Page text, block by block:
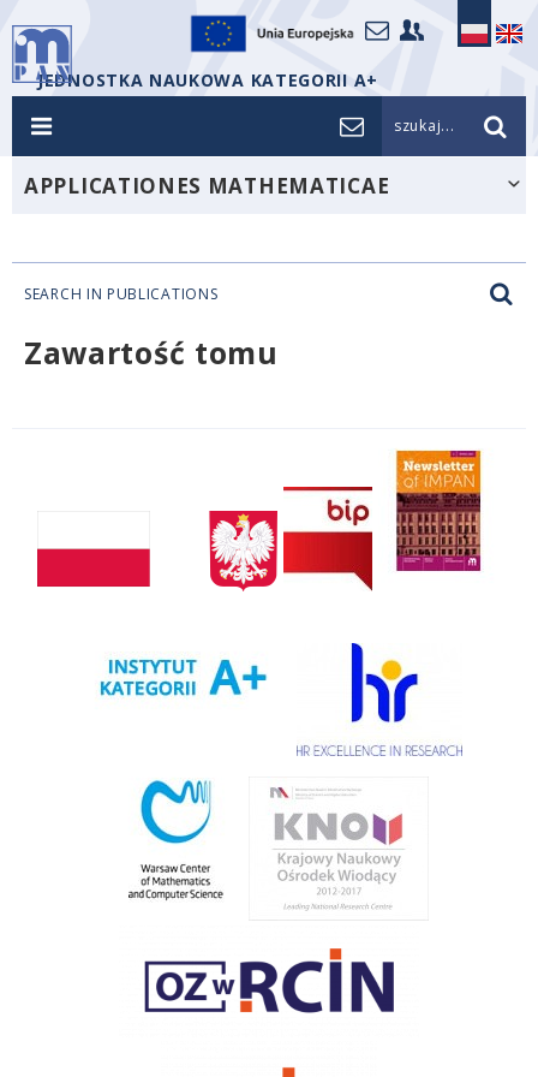
JEDNOSTKA NAUKOWA KATEGORII A+
szukaj...
APPLICATIONES MATHEMATICAE
SEARCH IN PUBLICATIONS
Zawartość tomu